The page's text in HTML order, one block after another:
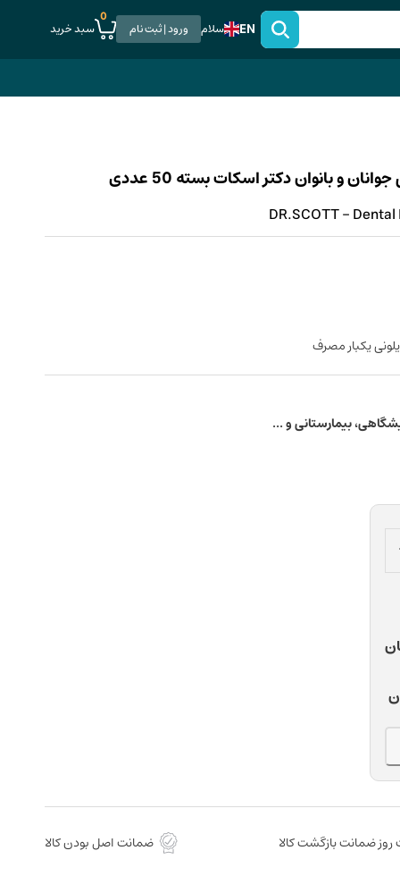
EN سلام ورود | ثبت نام
0
سبد خرید
و بانوان دکتر اسکات بسته 50 عددی
DR.SCOTT -
بیمارستانی و ...
ضمانت بازگشت کالا ضمانت اصل بودن کالا